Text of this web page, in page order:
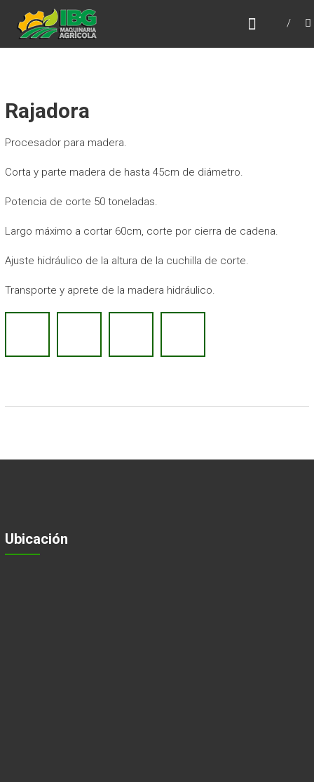
contenido
IBG MAQUINARIA
AGRÍCOLA
Rajadora
Procesador para madera.
Corta y parte madera de hasta 45cm de diámetro.
Potencia de corte 50 toneladas.
Largo máximo a cortar 60cm, corte por cierra de cadena.
Ajuste hidráulico de la altura de la cuchilla de corte.
Transporte y aprete de la madera hidráulico.
Ubicación